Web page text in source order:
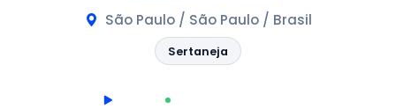
São Paulo / São Paulo / Brasil
Sertaneja
AO VIVO